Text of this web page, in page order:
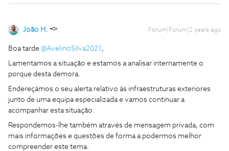
João H. Forum|Forum|2 years ago
Boa tarde @AvelinoSilva2021 ,
Lamentamos a situação e estamos a analisar internamente o
porque desta demora.
Endereçámos o seu alerta relativo às infraestruturas exteriores
junto de uma equipa especializada e vamos continuar a
acompanhar esta situação.
Respondemos-lhe também através de mensagem privada, com
mais informações e questões de forma a podermos melhor
compreender este tema.